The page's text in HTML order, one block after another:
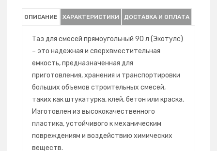
ОПИСАНИЕ ХАРАКТЕРИСТИКИ ДОСТАВКА И ОПЛАТА
Таз для смесей прямоугольный 90 л (Экотулс)
– это надежная и сверхвместительная
емкость, предназначенная для
приготовления, хранения и транспортировки
больших объемов строительных смесей,
таких как штукатурка, клей, бетон или краска.
Изготовлен из высококачественного
пластика, устойчивого к механическим
повреждениям и воздействию химических
веществ.